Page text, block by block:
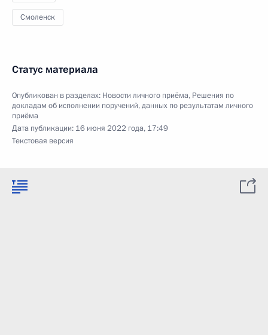
Смоленск
Статус материала
Опубликован в разделах: Новости личного приёма, Решения по
докладам об исполнении поручений, данных по результатам личного
приёма
Дата публикации: 16 июня 2022 года, 17:49
Текстовая версия